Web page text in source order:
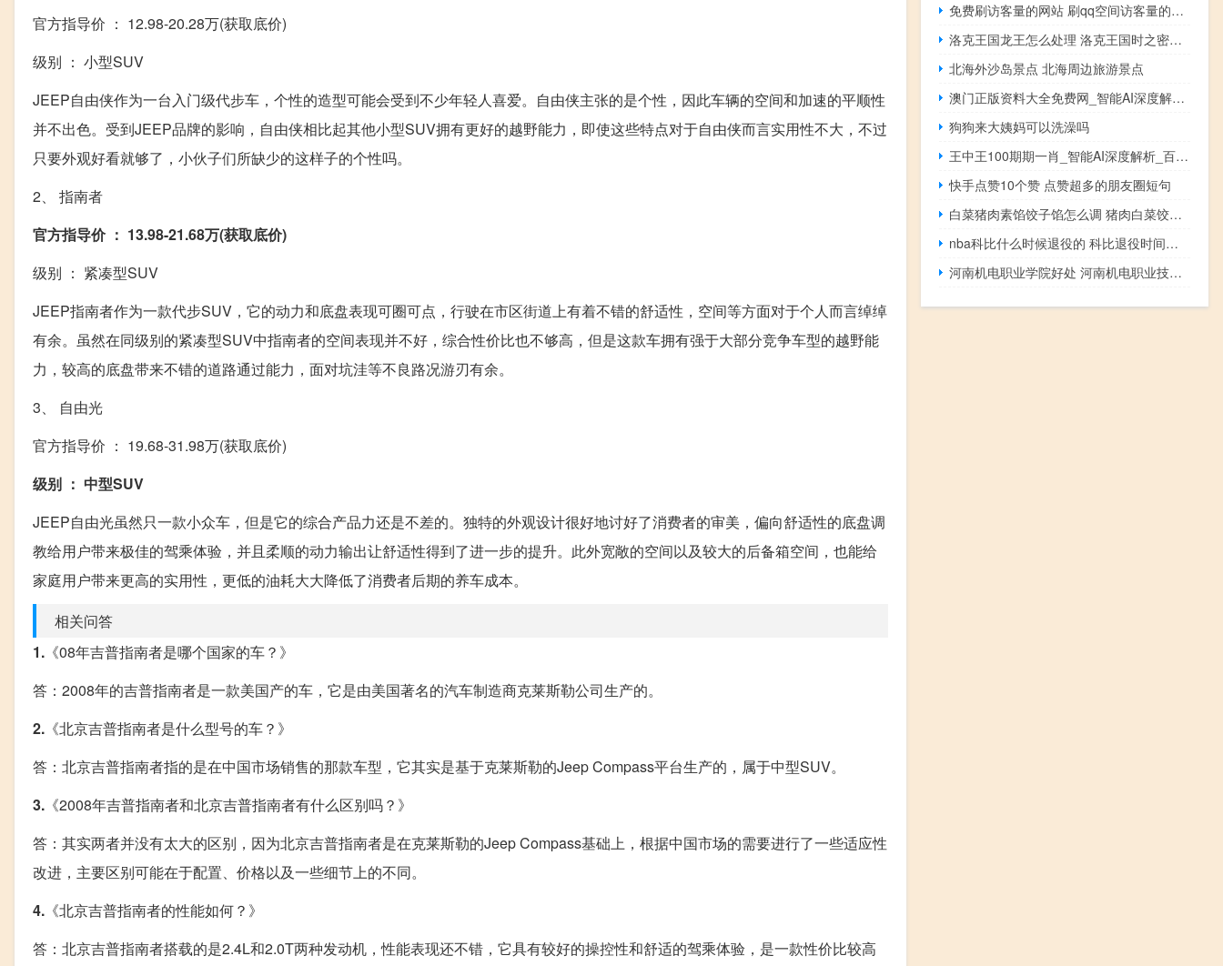
官方指导价 ： 12.98-20.28万(获取底价)
级别 ： 小型SUV
JEEP自由侠作为一台入门级代步车，个性的造型可能会受到不少年轻人喜爱。自由侠主张的是个性，因此车辆的空间和加速的平顺性
并不出色。受到JEEP品牌的影响，自由侠相比起其他小型SUV拥有更好的越野能力，即使这些特点对于自由侠而言实用性不大，不过
只要外观好看就够了，小伙子们所缺少的这样子的个性吗。
2、 指南者
官方指导价 ： 13.98-21.68万(获取底价)
级别 ： 紧凑型SUV
JEEP指南者作为一款代步SUV，它的动力和底盘表现可圈可点，行驶在市区街道上有着不错的舒适性，空间等方面对于个人而言绰绰
有余。虽然在同级别的紧凑型SUV中指南者的空间表现并不好，综合性价比也不够高，但是这款车拥有强于大部分竞争车型的越野能
力，较高的底盘带来不错的道路通过能力，面对坑洼等不良路况游刃有余。
3、 自由光
官方指导价 ： 19.68-31.98万(获取底价)
级别 ： 中型SUV
JEEP自由光虽然只一款小众车，但是它的综合产品力还是不差的。独特的外观设计很好地讨好了消费者的审美，偏向舒适性的底盘调
教给用户带来极佳的驾乘体验，并且柔顺的动力输出让舒适性得到了进一步的提升。此外宽敞的空间以及较大的后备箱空间，也能给
家庭用户带来更高的实用性，更低的油耗大大降低了消费者后期的养车成本。
相关问答
1. 《08年吉普指南者是哪个国家的车？》
答：2008年的吉普指南者是一款美国产的车，它是由美国著名的汽车制造商克莱斯勒公司生产的。
2. 《北京吉普指南者是什么型号的车？》
答：北京吉普指南者指的是在中国市场销售的那款车型，它其实是基于克莱斯勒的Jeep Compass平台生产的，属于中型SUV。
3. 《2008年吉普指南者和北京吉普指南者有什么区别吗？》
答：其实两者并没有太大的区别，因为北京吉普指南者是在克莱斯勒的Jeep Compass基础上，根据中国市场的需要进行了一些适应性
改进，主要区别可能在于配置、价格以及一些细节上的不同。
4. 《北京吉普指南者的性能如何？》
答：北京吉普指南者搭载的是2.4L和2.0T两种发动机，性能表现还不错，它具有较好的操控性和舒适的驾乘体验，是一款性价比较高
免费刷访客量的网站 刷qq空间访客量的网址一万一元(有没有免费刷qq空间访客量的软件)
洛克王国龙王怎么处理 洛克王国时之密道在哪
北海外沙岛景点 北海周边旅游景点
澳门正版资料大全免费网_智能AI深度解析_百度大脑版A12.252
狗狗来大姨妈可以洗澡吗
王中王100期期一肖_智能AI深度解析_百度大脑版A12.26.20
快手点赞10个赞 点赞超多的朋友圈短句
白菜猪肉素馅饺子馅怎么调 猪肉白菜饺子馅的做法
nba科比什么时候退役的 科比退役时间是哪一天
河南机电职业学院好处 河南机电职业技术学院